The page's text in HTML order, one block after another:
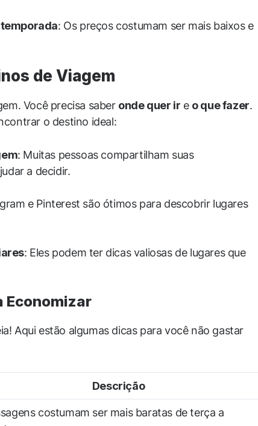
: Os preços costumam ser mais baixos e
de Viagem
Você precisa saber onde quer ir e o que fazer.
o destino ideal:
: Muitas pessoas compartilham suas
a decidir.
e Pinterest são ótimos para descobrir lugares
: Eles podem ter dicas valiosas de lugares que
Economizar
Aqui estão algumas dicas para você não gastar
Descrição
costumam ser mais baratas de terça a